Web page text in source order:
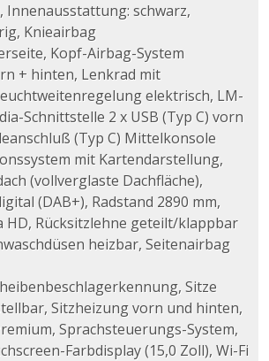
Innenausstattung: schwarz,
Knieairbag
Kopf-Airbag-System
+ hinten, Lenkrad mit
elektrisch, LM-
Schnittstelle 2 x USB (Typ C) vorn
(Typ C) Mittelkonsole
mit Kartendarstellung,
(vollverglaste Dachfläche),
(DAB+), Radstand 2890 mm,
HD, Rücksitzlehne geteilt/klappbar
heizbar, Seitenairbag
Sitze
Sitzheizung vorn und hinten,
Sprachsteuerungs-System,
Farbdisplay (15,0 Zoll), Wi-Fi